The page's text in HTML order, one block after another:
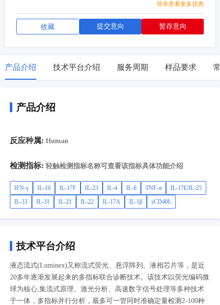
登录查看更多优惠
收藏 提交意向 暂存意向
产品介绍 技术平台介绍 服务周期 样品要求
产品介绍
反应种属: Human
检测指标: 轻触检测指标名称可查看该指标具体功能介绍
IFN-γ IL-10 IL-17F IL-23 IL-4 IL-6 TNF-α
IL-17E/IL-25
IL-33
IL-31 IL-21 IL-22 IL-17A IL-1β sCD40L
技术平台介绍
液态流式(Luminex)又称流式荧光、悬浮阵列、液相芯片等，是近
20多年逐渐发展起来的多指标联合诊断技术。该技术以荧光编码微
球为核心,集流式原理、激光分析、高速数字信号处理等多种技术
于一体，多指标并行分析，最多可一管同时准确定量检测2-100种